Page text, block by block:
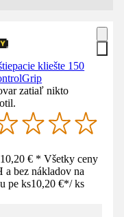
kliešte 150
zatiaľ nikto
€ * Všetky ceny
a bez nákladov na
pe ks10,20 €*/ ks